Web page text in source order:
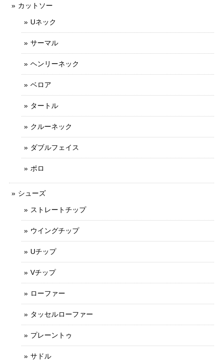
カットソー
Uネック
サーマル
ヘンリーネック
ベロア
タートル
クルーネック
ダブルフェイス
ポロ
シューズ
ストレートチップ
ウイングチップ
Uチップ
Vチップ
ローファー
タッセルローファー
プレーントゥ
サドル